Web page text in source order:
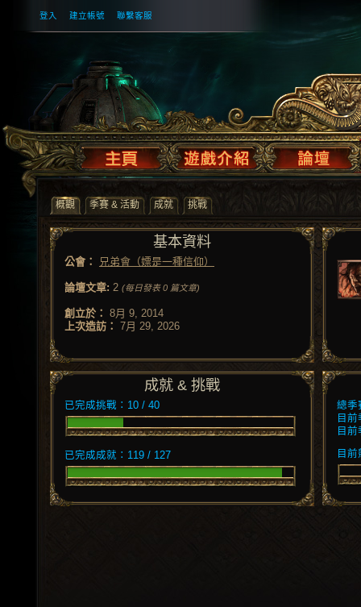
登入 建立帳號 聯繫客服
概觀 季賽 & 活動 成就 挑戰
基本資料
公會： 兄弟會（嫖是一種信仰）
論壇文章: 2 (每日發表 0 篇文章)
創立於： 8月 9, 2014
上次造訪： 7月 29, 2026
成就 & 挑戰
已完成挑戰：10 / 40
已完成成就：119 / 127
總季
目
目
目